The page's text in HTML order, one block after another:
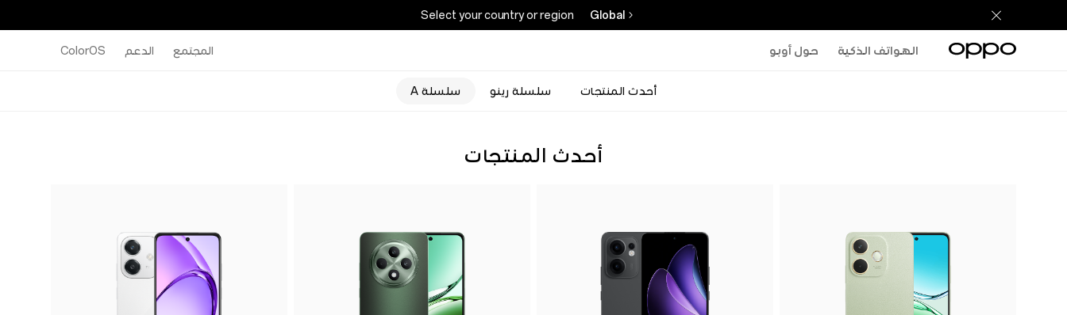
Select your country or region Global
الهواتف الذكية حول أوبو المجتمع الدعم ColorOS
أحدث المنتجات سلسلة رينو سلسلة A
أحدث المنتجات